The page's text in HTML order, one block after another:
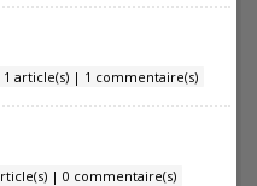
article(s) | 1 commentaire(s)
| 0 commentaire(s)